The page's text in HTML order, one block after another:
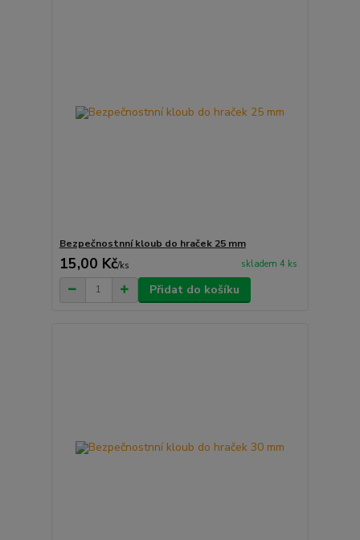
Bezpečnostnní kloub do hraček 25 mm
15,00 Kč/ks skladem 4 ks
Přidat do košíku